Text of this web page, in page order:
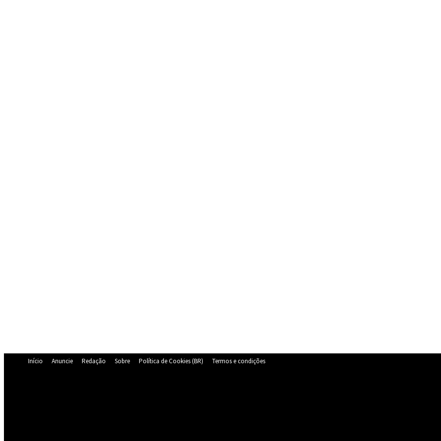
Início Anuncie Redação Sobre Política de Cookies (BR) Termos e condições